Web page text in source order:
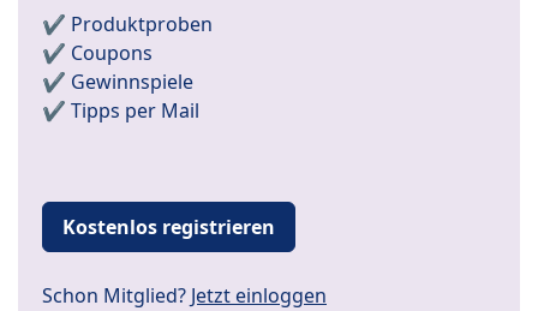
✔️ Produktproben
✔️ Coupons
✔️ Gewinnspiele
✔️ Tipps per Mail
Kostenlos registrieren
Schon Mitglied? Jetzt einloggen